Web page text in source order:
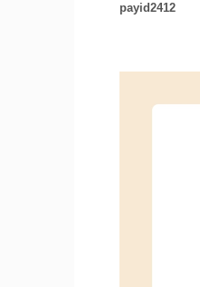
payid2412